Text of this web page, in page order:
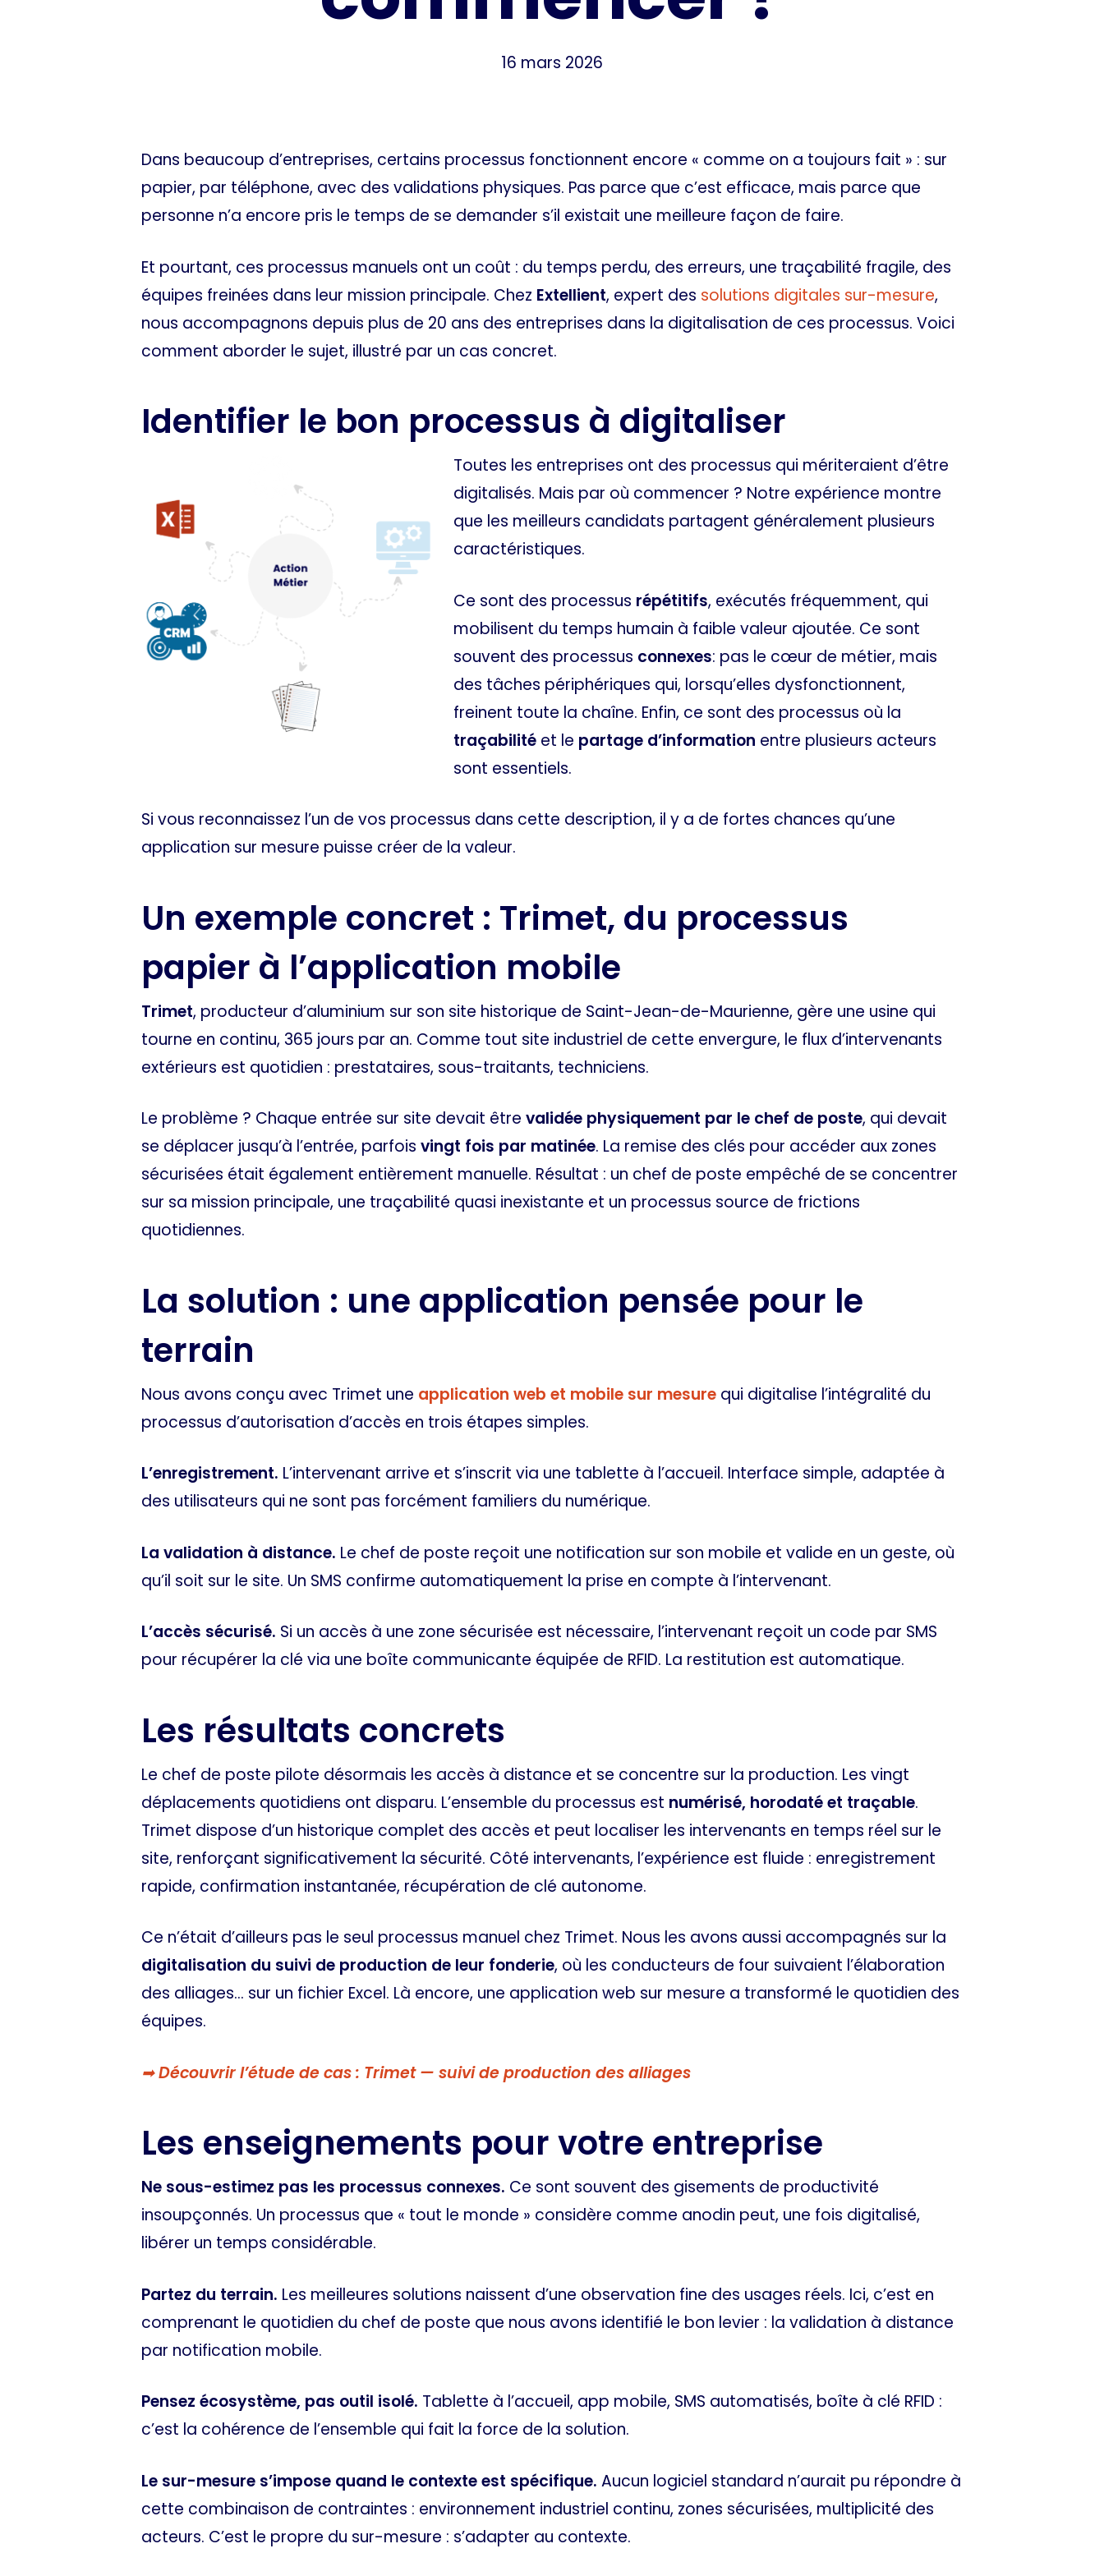
16 mars 2026
Dans beaucoup d’entreprises, certains processus fonctionnent encore « comme on a toujours fait » : sur
papier, par téléphone, avec des validations physiques. Pas parce que c’est efficace, mais parce que
personne n’a encore pris le temps de se demander s’il existait une meilleure façon de faire.
Et pourtant, ces processus manuels ont un coût : du temps perdu, des erreurs, une traçabilité fragile, des
équipes freinées dans leur mission principale. Chez Extellient, expert des solutions digitales sur-mesure,
nous accompagnons depuis plus de 20 ans des entreprises dans la digitalisation de ces processus. Voici
comment aborder le sujet, illustré par un cas concret.
Identifier le bon processus à digitaliser
Toutes les entreprises ont des processus qui mériteraient d’être
digitalisés. Mais par où commencer ? Notre expérience montre
que les meilleurs candidats partagent généralement plusieurs
caractéristiques.
Ce sont des processus répétitifs, exécutés fréquemment, qui
mobilisent du temps humain à faible valeur ajoutée. Ce sont
souvent des processus connexes: pas le cœur de métier, mais
des tâches périphériques qui, lorsqu’elles dysfonctionnent,
freinent toute la chaîne. Enfin, ce sont des processus où la
traçabilité et le partage d’information entre plusieurs acteurs
sont essentiels.
Si vous reconnaissez l’un de vos processus dans cette description, il y a de fortes chances qu’une
application sur mesure puisse créer de la valeur.
Un exemple concret : Trimet, du processus
papier à l’application mobile
Trimet, producteur d’aluminium sur son site historique de Saint-Jean-de-Maurienne, gère une usine qui
tourne en continu, 365 jours par an. Comme tout site industriel de cette envergure, le flux d’intervenants
extérieurs est quotidien : prestataires, sous-traitants, techniciens.
Le problème ? Chaque entrée sur site devait être validée physiquement par le chef de poste, qui devait
se déplacer jusqu’à l’entrée, parfois vingt fois par matinée. La remise des clés pour accéder aux zones
sécurisées était également entièrement manuelle. Résultat : un chef de poste empêché de se concentrer
sur sa mission principale, une traçabilité quasi inexistante et un processus source de frictions
quotidiennes.
La solution : une application pensée pour le
terrain
Nous avons conçu avec Trimet une application web et mobile sur mesure qui digitalise l’intégralité du
processus d’autorisation d’accès en trois étapes simples.
L’enregistrement. L’intervenant arrive et s’inscrit via une tablette à l’accueil. Interface simple, adaptée à
des utilisateurs qui ne sont pas forcément familiers du numérique.
La validation à distance. Le chef de poste reçoit une notification sur son mobile et valide en un geste, où
qu’il soit sur le site. Un SMS confirme automatiquement la prise en compte à l’intervenant.
L’accès sécurisé. Si un accès à une zone sécurisée est nécessaire, l’intervenant reçoit un code par SMS
pour récupérer la clé via une boîte communicante équipée de RFID. La restitution est automatique.
Les résultats concrets
Le chef de poste pilote désormais les accès à distance et se concentre sur la production. Les vingt
déplacements quotidiens ont disparu. L’ensemble du processus est numérisé, horodaté et traçable.
Trimet dispose d’un historique complet des accès et peut localiser les intervenants en temps réel sur le
site, renforçant significativement la sécurité. Côté intervenants, l’expérience est fluide : enregistrement
rapide, confirmation instantanée, récupération de clé autonome.
Ce n’était d’ailleurs pas le seul processus manuel chez Trimet. Nous les avons aussi accompagnés sur la
digitalisation du suivi de production de leur fonderie, où les conducteurs de four suivaient l’élaboration
des alliages… sur un fichier Excel. Là encore, une application web sur mesure a transformé le quotidien des
équipes.
➡ Découvrir l’étude de cas : Trimet — suivi de production des alliages
Les enseignements pour votre entreprise
Ne sous-estimez pas les processus connexes. Ce sont souvent des gisements de productivité
insoupçonnés. Un processus que « tout le monde » considère comme anodin peut, une fois digitalisé,
libérer un temps considérable.
Partez du terrain. Les meilleures solutions naissent d’une observation fine des usages réels. Ici, c’est en
comprenant le quotidien du chef de poste que nous avons identifié le bon levier : la validation à distance
par notification mobile.
Pensez écosystème, pas outil isolé. Tablette à l’accueil, app mobile, SMS automatisés, boîte à clé RFID :
c’est la cohérence de l’ensemble qui fait la force de la solution.
Le sur-mesure s’impose quand le contexte est spécifique. Aucun logiciel standard n’aurait pu répondre à
cette combinaison de contraintes : environnement industriel continu, zones sécurisées, multiplicité des
acteurs. C’est le propre du sur-mesure : s’adapter au contexte.